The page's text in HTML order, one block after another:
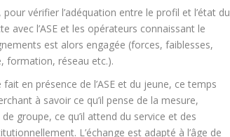
vérifier l’adéquation entre le profil et l’état du
avec l’ASE et les opérateurs connaissant le
est alors engagée (forces, faiblesses,
formation, réseau etc.).
en présence de l’ASE et du jeune, ce temps
à savoir ce qu’il pense de la mesure,
groupe, ce qu’il attend du service et des
L’échange est adapté à l’âge de